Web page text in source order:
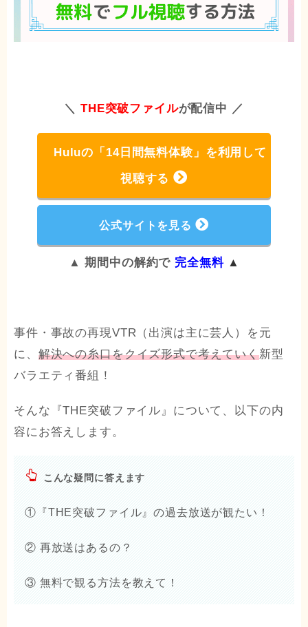
＼ THE突破ファイルが配信中 ／
Huluの「14日間無料体験」を利用して
視聴する
公式サイトを見る
▲ 期間中の解約で 完全無料▲
事件・事故の再現VTR（出演は主に芸人）を元
に、 解決への糸口をクイズ形式で考えていく新型
バラエティ番組！
そんな『THE突破ファイル』について、以下の内
容にお答えします。
こんな疑問に答えます
①『THE突破ファイル』の過去放送が観たい！
② 再放送はあるの？
③ 無料で観る方法を教えて！